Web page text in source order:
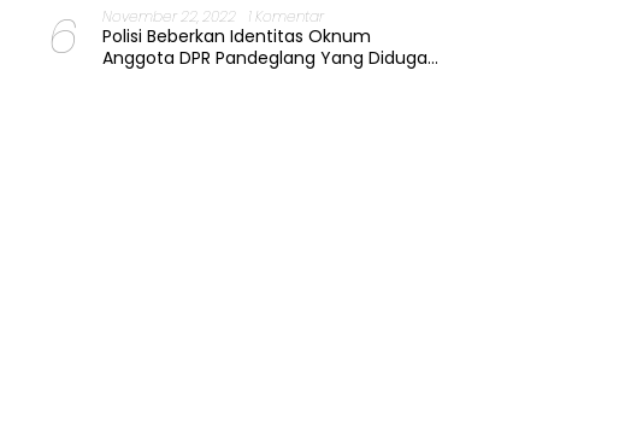
6 November 22, 2022 1 Komentar
Polisi Beberkan Identitas Oknum
Anggota DPR Pandeglang Yang Diduga